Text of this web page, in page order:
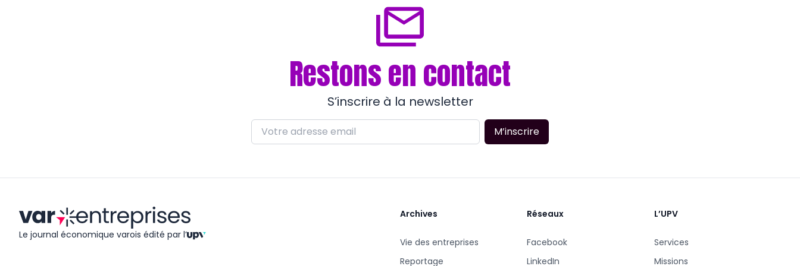
Restons en contact
S’inscrire à la newsletter
M’inscrire
Le journal économique varois édité par l’
Archives
Vie des entreprises
Reportage
Réseaux
Facebook
LinkedIn
L’UPV
Services
Missions